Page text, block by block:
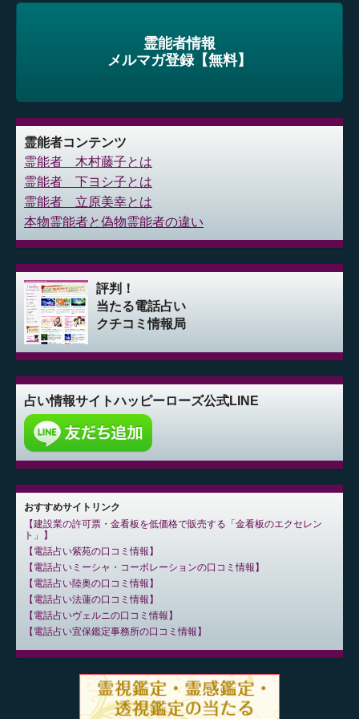
霊能者情報
メルマガ登録【無料】
霊能者コンテンツ
霊能者 木村藤子とは
霊能者 下ヨシ子とは
霊能者 立原美幸とは
本物霊能者と偽物霊能者の違い
評判！
当たる電話占い
クチコミ情報局
占い情報サイトハッピーローズ公式LINE
おすすめサイトリンク
建設業の許可票・金看板を低価格で販売する「金看板のエクセレン
ト」
電話占い紫苑の口コミ情報
電話占いミーシャ・コーポレーションの口コミ情報
電話占い陸奥の口コミ情報
電話占い法蓮の口コミ情報
電話占いヴェルニの口コミ情報
電話占い宜保鑑定事務所の口コミ情報